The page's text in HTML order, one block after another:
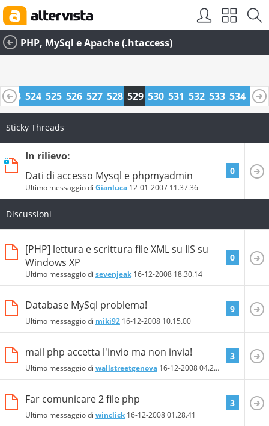
PHP, MySql e Apache (.htaccess)
523 524 525 526 527 528 529 530 531 532 533 534 535
Sticky Threads
In rilievo:
Dati di accesso Mysql e phpmyadmin
Ultimo messaggio di Gianluca 12-01-2007 11.37.36
0
Discussioni
[PHP] lettura e scrittura file XML su IIS su
Windows XP
Ultimo messaggio di sevenjeak 16-12-2008 18.30.14
0
Database MySql problema!
Ultimo messaggio di miki92 16-12-2008 10.15.00
9
mail php accetta l'invio ma non invia!
Ultimo messaggio di wallstreetgenova 16-12-200804.25.01
3
Far comunicare 2 file php
Ultimo messaggio di winclick 16-12-200801.28.41
3